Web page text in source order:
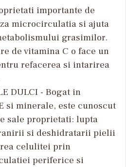
importante de
microcirculatia si ajuta
grasimilor.
de vitamina C o face un
refacerea si intarirea
DULCI - Bogat in
si minerale, este cunoscut
sale proprietati: lupta
si deshidratarii pielii
celulitei prin
periferice si